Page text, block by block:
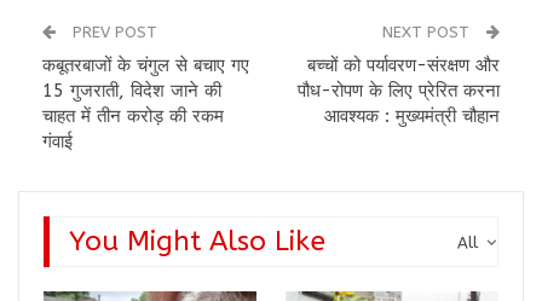
PREV POST
कबूतरबाजों के चंगुल से बचाए गए
15 गुजराती, विदेश जाने की
चाहत में तीन करोड़ की रकम
गंवाई
NEXT POST
बच्चों को पर्यावरण-संरक्षण और
पौध-रोपण के लिए प्रेरित करना
आवश्यक : मुख्यमंत्री चौहान
All
You Might Also Like